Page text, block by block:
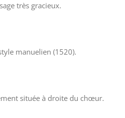
très gracieux.
manuelien (1520).
située à droite du chœur.